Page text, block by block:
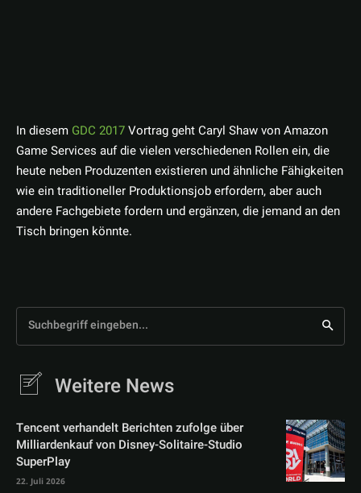
In diesem GDC 2017Vortrag geht Caryl Shaw von Amazon
Game Services auf die vielen verschiedenen Rollen ein, die
heute neben Produzenten existieren und ähnliche Fähigkeiten
wie ein traditioneller Produktionsjob erfordern, aber auch
andere Fachgebiete fordern und ergänzen, die jemand an den
Tisch bringen könnte.
Suchbegriff eingeben...
Weitere News
Tencent verhandelt Berichten zufolge über
Milliardenkauf von Disney-Solitaire-Studio
SuperPlay
22. Juli 2026